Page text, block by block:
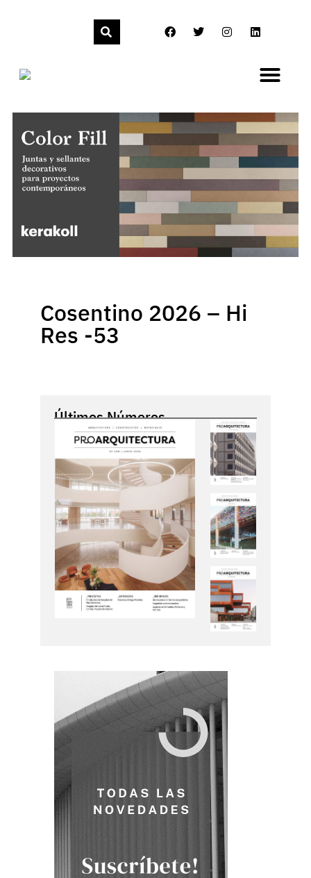
Cosentino 2026 – Hi
Res -53
Últimos Números